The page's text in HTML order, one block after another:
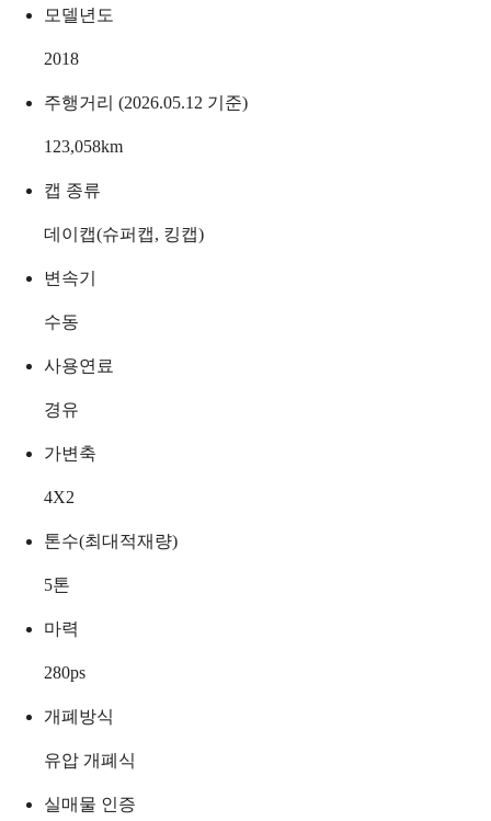
모델년도
2018
주행거리 (2026.05.12 기준)
123,058km
캡 종류
데이캡(슈퍼캡, 킹캡)
변속기
수동
사용연료
경유
가변축
4X2
톤수(최대적재량)
5톤
마력
280ps
개폐방식
유압 개폐식
실매물 인증